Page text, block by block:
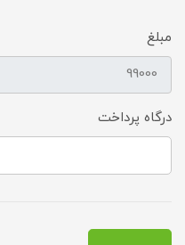
مبلغ
درگاه پرداخت